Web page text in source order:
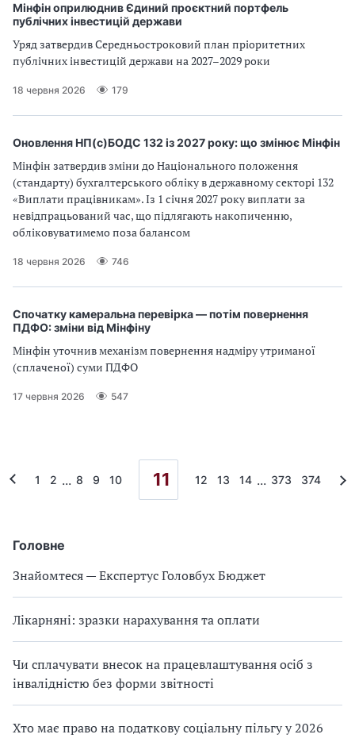
Головне
Знайомтеся — Експертус Головбух Бюджет
Лікарняні: зразки нарахування та оплати
Чи сплачувати внесок на працевлаштування осіб з
інвалідністю без форми звітності
Хто має право на податкову соціальну пільгу у 2026
Мінфін оприлюднив Єдиний проєктний портфель
публічних інвестицій держави
Уряд затвердив Середньостроковий план пріоритетних
публічних інвестицій держави на 2027–2029 роки
18 червня 2026 179
Оновлення НП(с)БОДС 132 із 2027 року: що змінює Мінфін
Мінфін затвердив зміни до Національного положення
(стандарту) бухгалтерського обліку в державному секторі 132
«Виплати працівникам». Із 1 січня 2027 року виплати за
невідпрацьований час, що підлягають накопиченню,
обліковуватимемо поза балансом
18 червня 2026 746
Спочатку камеральна перевірка — потім повернення
ПДФО: зміни від Мінфіну
Мінфін уточнив механізм повернення надміру утриманої
(сплаченої) суми ПДФО
17 червня 2026 547
1 2 ... 8 9 10 11 12 13 14 ... 373 374